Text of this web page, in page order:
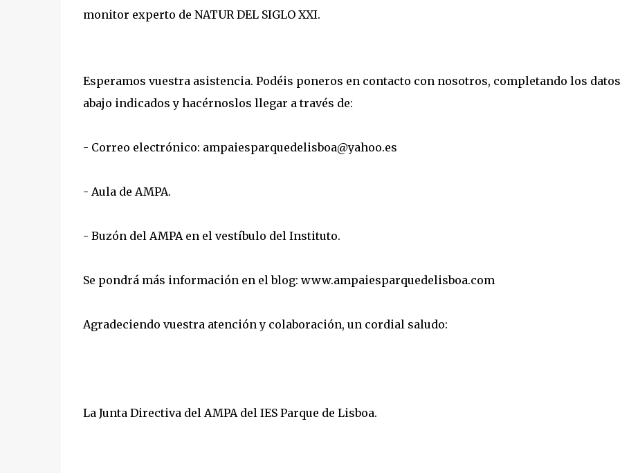
monitor experto de NATUR DEL SIGLO XXI.
Esperamos vuestra asistencia. Podéis poneros en contacto con nosotros, completando los datos
abajo indicados y hacérnoslos llegar a través de:
- Correo electrónico: ampaiesparquedelisboa@yahoo.es
- Aula de AMPA.
- Buzón del AMPA en el vestíbulo del Instituto.
Se pondrá más información en el blog: www.ampaiesparquedelisboa.com
Agradeciendo vuestra atención y colaboración, un cordial saludo:
La Junta Directiva del AMPA del IES Parque de Lisboa.